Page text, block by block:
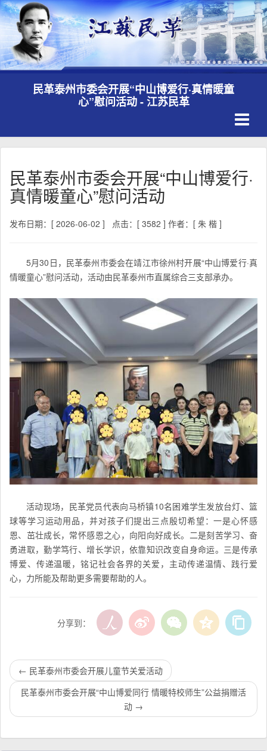
民革泰州市委会开展“中山博爱行·真情暖童
心”慰问活动 - 江苏民革
民革泰州市委会开展“中山博爱行·
真情暖童心”慰问活动
发布日期：[ 2026-06-02 ] 点击：[ 3582 ] 作者：[ 朱 楷 ]
5月30日，民革泰州市委会在靖江市徐州村开展“中山博爱行·真
情暖童心”慰问活动，活动由民革泰州市直属综合三支部承办。
活动现场，民革党员代表向马桥镇10名困难学生发放台灯、篮
球等学习运动用品，并对孩子们提出三点殷切希望：一是心怀感
恩、茁壮成长，常怀感恩之心，向阳向好成长。二是刻苦学习、奋
勇进取，勤学笃行、增长学识，依靠知识改变自身命运。三是传承
博爱、传递温暖，铭记社会各界的关爱，主动传递温情、践行爱
心，力所能及帮助更多需要帮助的人。
分享到：
← 民革泰州市委会开展儿童节关爱活动
民革泰州市委会开展“中山博爱同行 情暖特校师生”公益捐赠活
动 →